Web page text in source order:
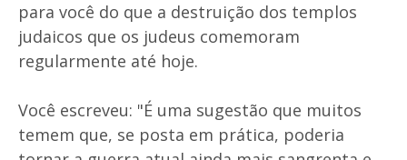
para você do que a destruição dos templos
judaicos que os judeus comemoram
regularmente até hoje.
Você escreveu: "É uma sugestão que muitos
temem que, se posta em prática, poderia